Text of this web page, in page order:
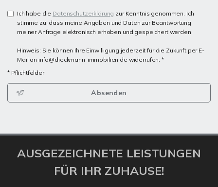
Ich habe die Datenschutzerklärung zur Kenntnis genommen. Ich
stimme zu, dass meine Angaben und Daten zur Beantwortung
meiner Anfrage elektronisch erhoben und gespeichert werden.
Hinweis: Sie können Ihre Einwilligung jederzeit für die Zukunft per E-
Mail an info@dieckmann-immobilien.de widerrufen. *
* Pflichtfelder
Absenden
AUSGEZEICHNETE LEISTUNGEN
FÜR IHR ZUHAUSE!